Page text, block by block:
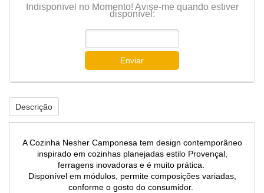
Indisponível no Momento! Avise-me quando estiver
disponível:
Enviar
Descrição
A Cozinha Nesher Camponesa tem design contemporâneo
inspirado em cozinhas planejadas estilo Provençal,
ferragens inovadoras e é muito prática.
Disponível em módulos, permite composições variadas,
conforme o gosto do consumidor.